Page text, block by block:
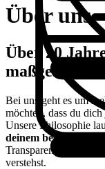
Über uns
Über 20
Bei uns geht es um
möchten, dass du
Unsere Philosophie
deinem besten Freund
Transparenz,
verstehst.